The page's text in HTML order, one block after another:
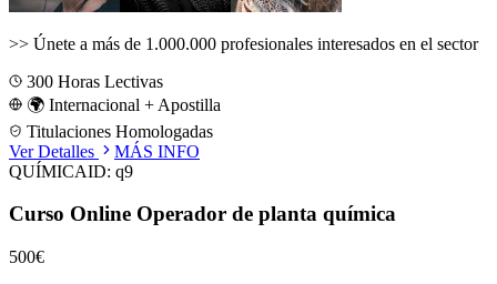
>> Únete a más de 1.000.000 profesionales interesados en el sector
300 Horas Lectivas
🌍 Internacional + Apostilla
Titulaciones Homologadas
Ver Detalles
MÁS INFO
QUÍMICAID: q9
Curso Online Operador de planta química
500€